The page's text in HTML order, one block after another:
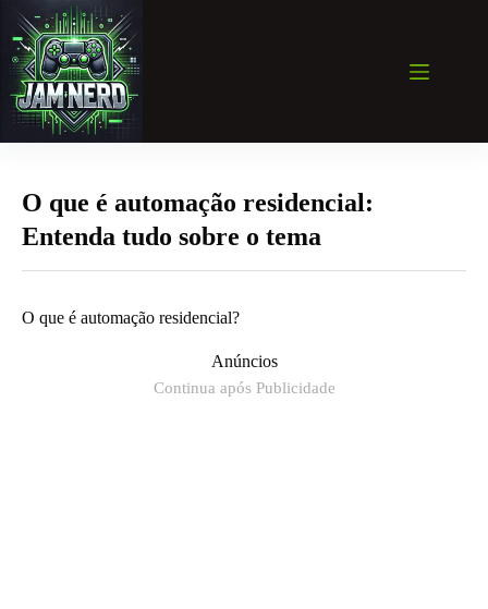
para
conteúdo
O que é automação residencial:
Entenda tudo sobre o tema
O que é automação residencial?
Anúncios
Continua após Publicidade